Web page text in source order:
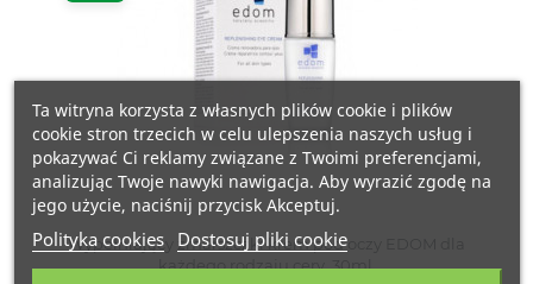
Wypełniający zmarszczki krem pod oczy EDOM dla
każdego rodzaju cery, 30ml.
Ta witryna korzysta z własnych plików cookie i plików
cookie stron trzecich w celu ulepszenia naszych usług i
pokazywać Ci reklamy związane z Twoimi preferencjami,
analizując Twoje nawyki nawigacja. Aby wyrazić zgodę na
jego użycie, naciśnij przycisk Akceptuj.
Polityka cookies Dostosuj pliki cookie